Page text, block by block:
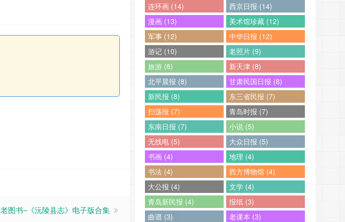
老图书–《沅陵县志》电子版合集
连环画 (14)
西京日报 (14)
漫画 (13)
美术馆珍藏 (12)
军事 (12)
中华日报 (12)
游记 (10)
老照片 (9)
旅游 (8)
新天津 (8)
北平晨报 (8)
甘肃民国日报 (8)
新民报 (8)
东三省民报 (7)
扫荡报 (7)
青岛时报 (7)
东南日报 (7)
小说 (5)
无线电 (5)
大众日报 (5)
书画 (4)
地理 (4)
书法 (4)
西方博物馆 (4)
大公报 (4)
文学 (4)
青岛新民报 (4)
报纸 (3)
曲谱 (3)
老课本 (3)